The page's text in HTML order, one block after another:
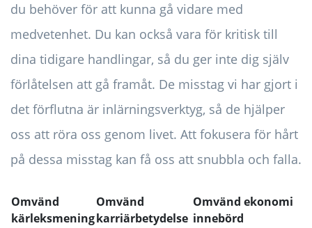
du behöver för att kunna gå vidare med
medvetenhet. Du kan också vara för kritisk till
dina tidigare handlingar, så du ger inte dig själv
förlåtelsen att gå framåt. De misstag vi har gjort i
det förflutna är inlärningsverktyg, så de hjälper
oss att röra oss genom livet. Att fokusera för hårt
på dessa misstag kan få oss att snubbla och falla.
Omvänd
kärleksmening
Omvänd
karriärbetydelse
Omvänd ekonomi
innebörd